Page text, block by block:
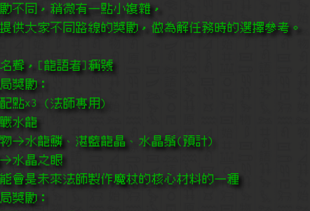
不同，稍微有一點小複雜，
供大家不同路線的獎勵，做為解任務時的選擇參考。
聲，[龍語者]稱號
獎勵：
點x3 (法師專用)
水龍
→水龍鱗、湛藍龍晶、水晶鬚(預計)
水晶之眼
會是未來法師製作魔杖的核心材料的一種
獎勵：